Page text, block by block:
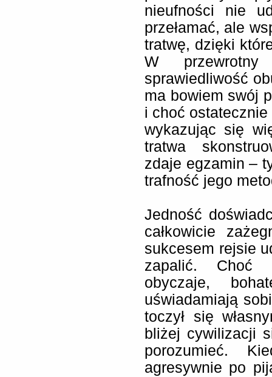
nieufności nie
przełamać, ale
tratwę, dzięki
W
sprawiedliwość
ma bowiem swój
i choć
wykazując się
tratwa
zdaje egzamin –
trafność jego
Jedność
całkowicie
sukcesem rejsie
zapalić. Choć
obyczaje,
uświadamiają
toczył się
bliżej cywilizacji
porozumieć.
agresywnie po